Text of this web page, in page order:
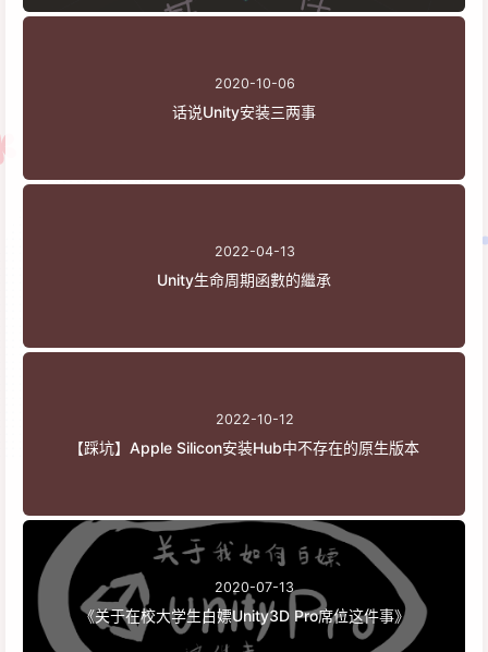
2020-10-06
话说Unity安装三两事
2022-04-13
Unity生命周期函數的繼承
2022-10-12
【踩坑】Apple Silicon安装Hub中不存在的原生版本
2020-07-13
《关于在校大学生白嫖Unity3D Pro席位这件事》